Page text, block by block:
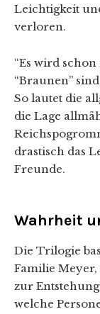
Leichtigkeit
verloren.
“Es wird
“Braunen”
So lautet die
die Lage
drastisch das
Freunde.
Wahrheit
Die Trilogie
Familie
zur
welche